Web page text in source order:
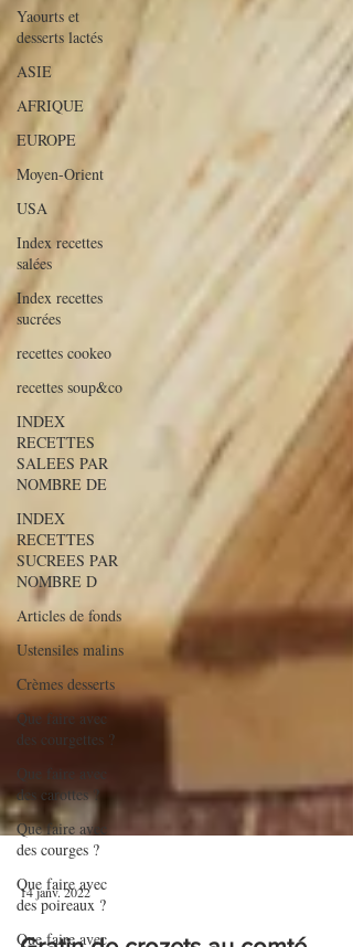
Yaourts et
desserts lactés
ASIE
AFRIQUE
EUROPE
Moyen-Orient
USA
Index recettes
salées
Index recettes
sucrées
recettes cookeo
recettes soup&co
INDEX
RECETTES
SALEES PAR
NOMBRE DE
INDEX
RECETTES
SUCREES PAR
NOMBRE D
Articles de fonds
Ustensiles malins
Crèmes desserts
Que faire avec
des courgettes ?
Que faire avec
des carottes ?
Que faire avec
des courges ?
Que faire avec
des poireaux ?
Que faire avec
14 janv. 2022